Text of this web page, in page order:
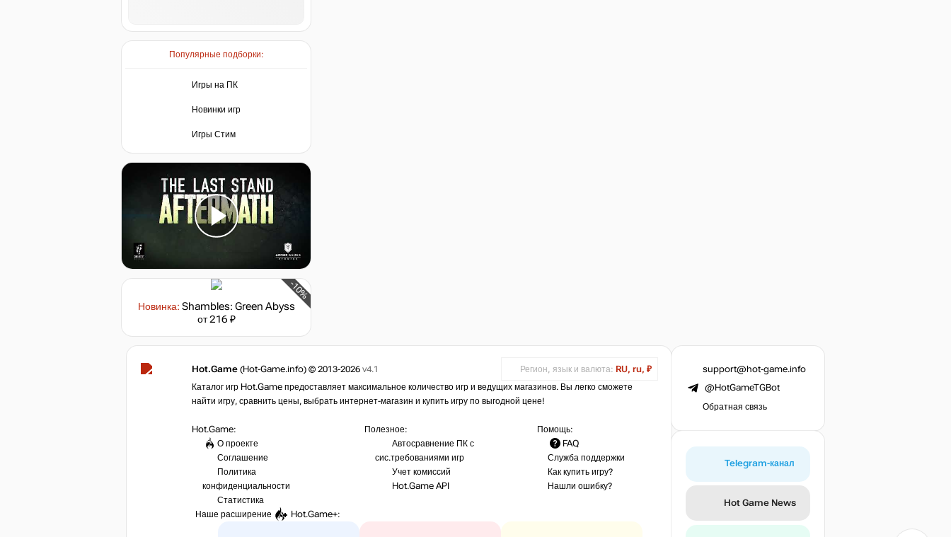
Популярные подборки:
Игры на ПК
Новинки игр
Игры Стим
-10%
Новинка: Shambles: Green Abyss
от 216 ₽
Hot.Game (Hot-Game.info) © 2013-2026 v4.1 Регион, язык и валюта: RU, ru, ₽
Каталог игр Hot.Game предоставляет максимальное количество игр и ведущих магазинов. Вы легко сможете
найти игру, сравнить цены, выбрать интернет-магазин и купить игру по выгодной цене!
Hot.Game:
О проекте
Соглашение
Политика
конфиденциальности
Статистика
Полезное:
Автосравнение ПК с
сис.требованиями игр
Учет комиссий
Hot.Game API
Помощь:
FAQ
Служба поддержки
Как купить игру?
Нашли ошибку?
Наше расширение Hot.Game+:
support@hot-game.info
@HotGameTGBot
Обратная связь
Telegram-канал
Hot Game News